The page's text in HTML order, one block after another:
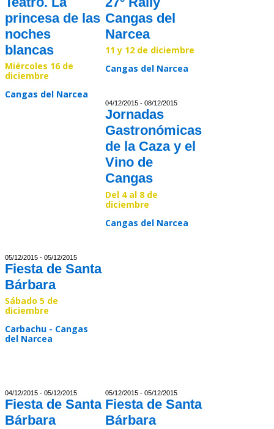
princesa de las
noches
blancas
Miércoles 16 de
diciembre
Cangas del Narcea
Cangas del
Narcea
11 y 12 de diciembre
Cangas del Narcea
04/12/2015 - 08/12/2015
Jornadas
Gastronómicas
de la Caza y el
Vino de
Cangas
Del 4 al 8 de
diciembre
Cangas del Narcea
05/12/2015 - 05/12/2015
Fiesta de Santa
Bárbara
Sábado 5 de
diciembre
Carbachu - Cangas
del Narcea
04/12/2015 - 05/12/2015
Fiesta de Santa
Bárbara
05/12/2015 - 05/12/2015
Fiesta de Santa
Bárbara